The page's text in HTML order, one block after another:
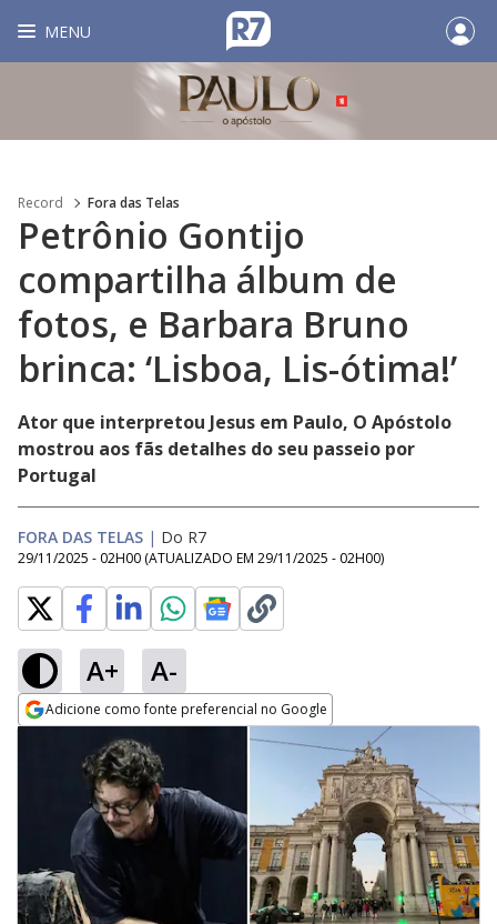
MENU
Record Fora das Telas
Petrônio Gontijo
compartilha álbum de
fotos, e Barbara Bruno
brinca: ‘Lisboa, Lis-ótima!’
Ator que interpretou Jesus em Paulo, O Apóstolo
mostrou aos fãs detalhes do seu passeio por
Portugal
FORA DAS TELAS | Do R7
29/11/2025 - 02H00 (ATUALIZADO EM 29/11/2025 - 02H00)
A+ A-
Adicione como fonte preferencial no Google
Opens in new window